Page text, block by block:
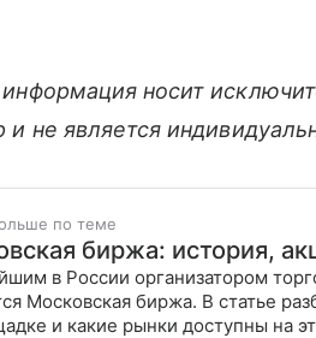
носит
и не является
по теме
биржа: история,
в России организатором
Московская биржа. В статье
и какие рынки доступны на